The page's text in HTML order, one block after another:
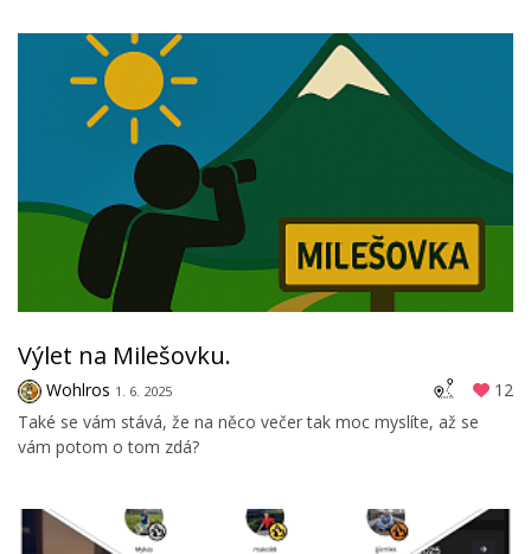
Výlet na Milešovku.
Wohlros 1. 6. 2025
12
Také se vám stává, že na něco večer tak moc myslíte, až se
vám potom o tom zdá?